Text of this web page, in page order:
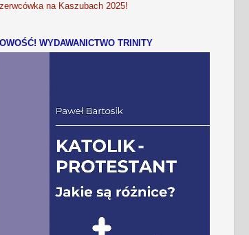
na Kaszubach 2025!
WYDAWANICTWO TRINITY